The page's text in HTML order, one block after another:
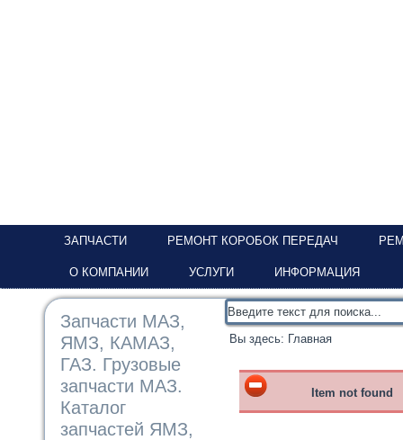
ЗАПЧАСТИ РЕМОНТ КОРОБОК ПЕРЕДАЧ
О КОМПАНИИ УСЛУГИ ИНФОРМАЦИЯ
Запчасти МАЗ,
ЯМЗ, КАМАЗ,
ГАЗ. Грузовые
запчасти МАЗ.
Каталог
запчастей ЯМЗ,
Вы здесь: Главная
Item not found